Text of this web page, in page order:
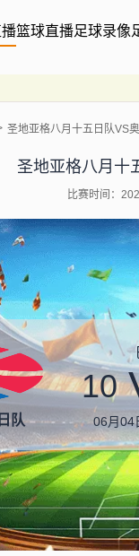
篮球直播足球录像
圣地亚格八月十五日队VS
圣地亚格八月十
比赛时间：
队
10
06月04